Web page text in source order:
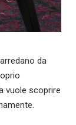
da
vuole scoprire